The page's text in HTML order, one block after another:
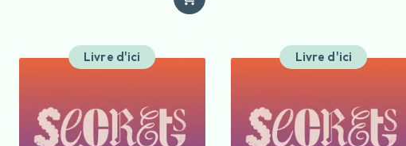
Livre d'ici Livre d'ici